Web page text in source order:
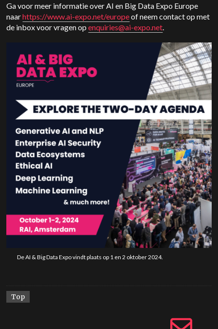
Ga voor meer informatie over AI en Big Data Expo Europe
naarhttps://www.ai-expo.net/europeof neem contact op met
de inbox voor vragen openquiries@ai-expo.net.
De AI & Big Data Expo vindt plaats op 1 en 2 oktober 2024.
Top